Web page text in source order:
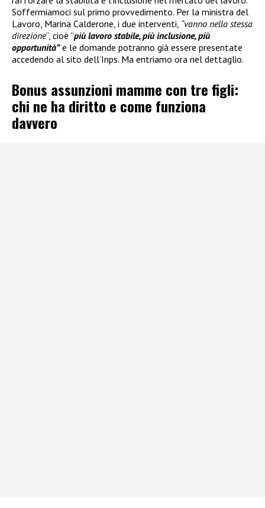
Soffermiamoci sul primo provvedimento. Per la ministra del
Lavoro, Marina Calderone, i due interventi, “vanno nella stessa
direzione“, cioè “più lavoro stabile, più inclusione, più
opportunità”e le domande potranno già essere presentate
accedendo al sito dell’Inps. Ma entriamo ora nel dettaglio.
Bonus assunzioni mamme con tre figli:
chi ne ha diritto e come funziona
davvero